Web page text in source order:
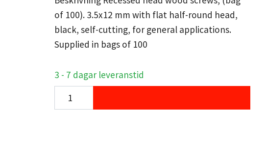
of 100). 3.5x12 mm with flat half-round head,
black, self-cutting, for general applications.
Supplied in bags of 100
3 - 7 dagar leveranstid